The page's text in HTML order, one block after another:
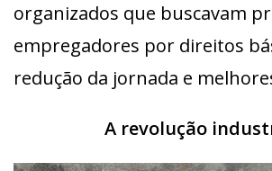
organizados que buscavam
empregadores por direitos
redução da jornada e
A revolução